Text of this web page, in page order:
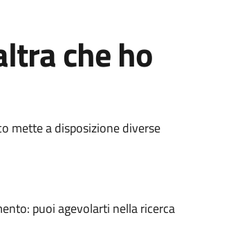
che ho
mette a disposizione diverse
puoi agevolarti nella ricerca